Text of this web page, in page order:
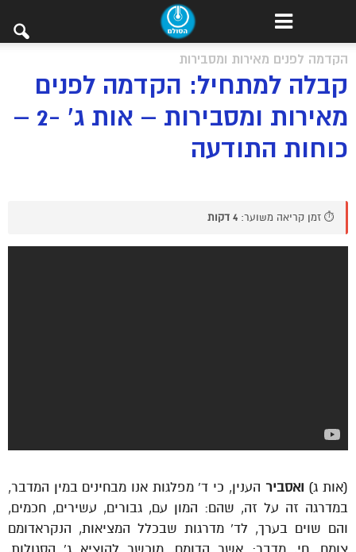
הקדמה לפנים מאירות ומסבירות
קבלה למתחיל: הקדמה לפנים
מאירות ומסבירות – אות ג’ -2 –
כוחות התודעה
⏱️ זמן קריאה משוער: 4 דקות
(אות ג) ואסביר הענין, כי ד’ מפלגות אנו מבחינים במין המדבר,
במדרגה זה על זה, שהם: המון עם, גבורים, עשירים, חכמים,
והם שוים בערך, לד’ מדרגות שבכלל המציאות, הנקראדומם